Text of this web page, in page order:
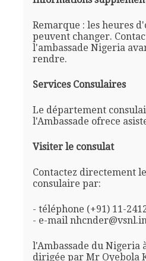
Remarque : les heures
peuvent changer.
l'ambassade Nigeria
rendre.
Services Consulaires
Le département
l'Ambassade ofrece
Visiter le consulat
Contactez directement
consulaire par:
- téléphone (+91) 11-
- e-mail
l'Ambassade du Nigeria
dirigée par Mr Oyebola